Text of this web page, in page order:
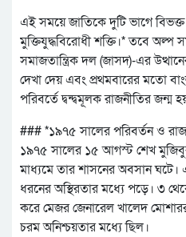
এই সময়ে জাতিকে দুটি ভাগে বিভক্ত
মুক্তিযুদ্ধবিরোধী শক্তি।* তবে অল্প
সমাজতান্ত্রিক দল (জাসদ)-এর
দেখা দেয় এবং প্রথমবারের মতো
পরিবর্তে দ্বন্দ্বমূলক রাজনীতির জন্ম
### *১৯৭৫ সালের পরিবর্তন ও
১৯৭৫ সালের ১৫ আগস্ট শেখ
মাধ্যমে তার শাসনের অবসান
ধরনের অস্থিরতার মধ্যে পড়ে। ৩
করে মেজর জেনারেল খালেদ
চরম অনিশ্চয়তার মধ্যে ছিল।